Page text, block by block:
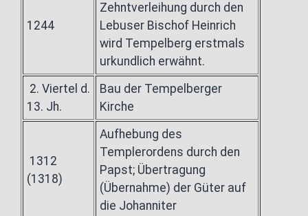
1244
Zehntverleihung durch den
Lebuser Bischof Heinrich
wird Tempelberg erstmals
urkundlich erwähnt.
2. Viertel d.
13. Jh.
Bau der Tempelberger
Kirche
1312
(1318)
Aufhebung des
Templerordens durch den
Papst; Übertragung
(Übernahme) der Güter auf
die Johanniter